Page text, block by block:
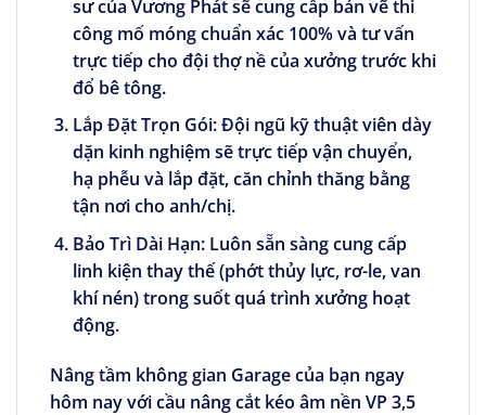
sư của Vương Phát sẽ cung cấp bản vẽ thi
công mố móng chuẩn xác 100% và tư vấn
trực tiếp cho đội thợ nề của xưởng trước khi
đổ bê tông.
Lắp Đặt Trọn Gói:Đội ngũ kỹ thuật viên dày
dặn kinh nghiệm sẽ trực tiếp vận chuyển,
hạ phễu và lắp đặt, căn chỉnh thăng bằng
tận nơi cho anh/chị.
Bảo Trì Dài Hạn:Luôn sẵn sàng cung cấp
linh kiện thay thế (phớt thủy lực, rơ-le, van
khí nén) trong suốt quá trình xưởng hoạt
động.
Nâng tầm không gian Garage của bạn ngay
hôm nay với cầu nâng cắt kéo âm nền VP 3,5